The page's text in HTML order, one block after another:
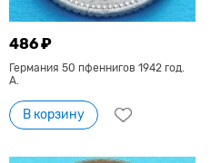
486 ₽
Германия 50 пфеннигов 1942 год.
A.
В корзину